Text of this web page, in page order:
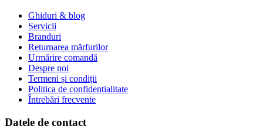
Ghiduri & blog
Servicii
Branduri
Returnarea mărfurilor
Urmărire comandă
Despre noi
Termeni și condiții
Politica de confidențialitate
Întrebări frecvente
Datele de contact